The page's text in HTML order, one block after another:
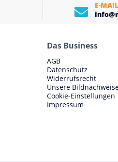
E-MAIL
Das Business
AGB
Datenschutz
Widerrufsrecht
Unsere
Cookie-Einstellungen
Impressum